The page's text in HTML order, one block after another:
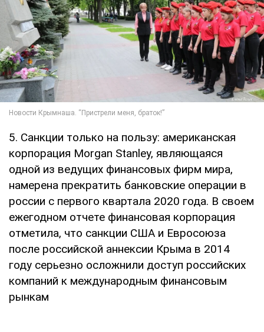
5. Санкции только на пользу: американская
корпорация Morgan Stanley, являющаяся
одной из ведущих финансовых фирм мира,
намерена прекратить банковские операции в
россии с первого квартала 2020 года. В своем
ежегодном отчете финансовая корпорация
отметила, что санкции США и Евросоюза
после российской аннексии Крыма в 2014
году серьезно осложнили доступ российских
компаний к международным финансовым
рынкам